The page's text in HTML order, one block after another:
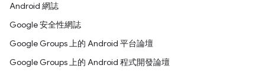
Android 網誌
Google 安全性網誌
Google Groups 上的 Android 平台論壇
Google Groups 上的 Android 程式開發論壇